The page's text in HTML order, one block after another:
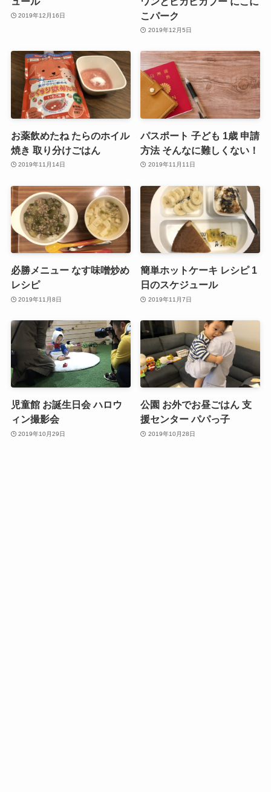
2019年12月16日
こパーク
2019年12月5日
お薬飲めたね たらのホイル
焼き 取り分けごはん
2019年11月14日
パスポート 子ども 1歳 申請
方法 そんなに難しくない！
2019年11月11日
必勝メニュー なす味噌炒め
レシピ
2019年11月8日
簡単ホットケーキ レシピ 1
日のスケジュール
2019年11月7日
児童館 お誕生日会 ハロウ
ィン撮影会
2019年10月29日
公園 お外でお昼ごはん 支
援センター パパっ子
2019年10月28日